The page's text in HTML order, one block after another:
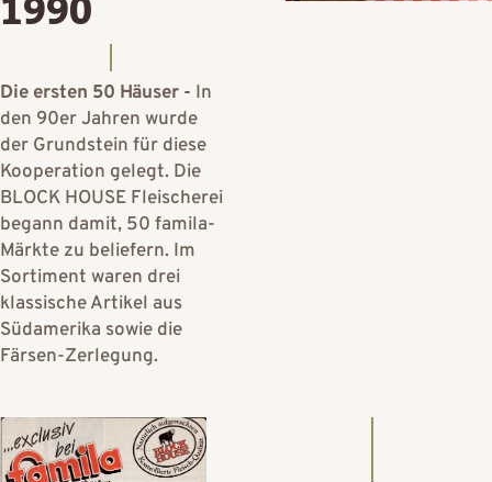
Die ersten 50 Häuser - In
den 90er Jahren wurde
der Grundstein für diese
Kooperation gelegt. Die
BLOCK HOUSE Fleischerei
begann damit, 50 famila-
Märkte zu beliefern. Im
Sortiment waren drei
klassische Artikel aus
Südamerika sowie die
Färsen-Zerlegung.